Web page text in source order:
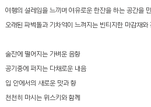
여행의 설레임을 느끼며 여유로운 한잔을 하는 공간을
오래된 파벽돌과 기차역이 느껴지는 빈티지한 마감재와
술잔에 떨어지는 가벼운 음향
공기중에 퍼지는 다채로운 내음
입 안에서의 새로운 맛과 향
천천히 마시는 위스키와 함께